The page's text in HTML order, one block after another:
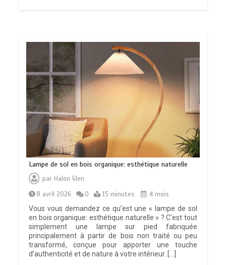
Lampe de sol en bois organique: esthétique naturelle
par Halon Glen
8 avril 2026
0 15 minutes
4 mois
Vous vous demandez ce qu’est une « lampe de sol
en bois organique: esthétique naturelle » ? C’est tout
simplement une lampe sur pied fabriquée
principalement à partir de bois non traité ou peu
transformé, conçue pour apporter une touche
d’authenticité et de nature à votre intérieur. […]